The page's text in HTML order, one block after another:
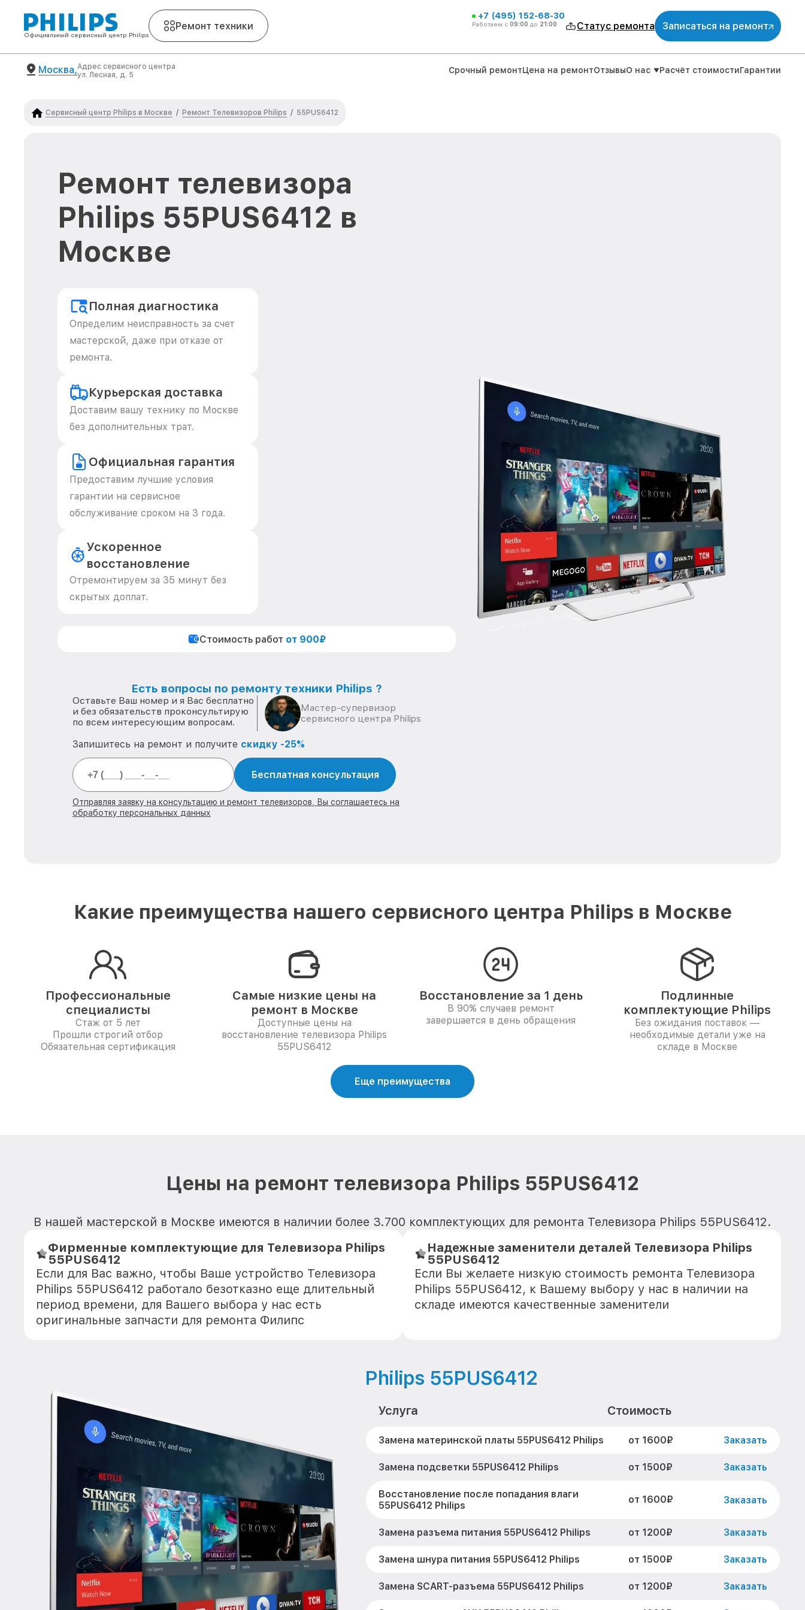
Официальный сервисный центр Philips
Ремонт техники
+7 (495) 152-68-30
Работаем с 09:00 до 21:00 Статус ремонта Записаться на ремонт
Москва,Адрес сервисного центра
ул. Лесная, д. 5
Срочный ремонтЦена на ремонтОтзывыО нас Расчёт стоимостиГарантии
Сервисный центр Philips в Москве / Ремонт Телевизоров Philips / 55PUS6412
Ремонт телевизора
Philips 55PUS6412 в
Москве
Полная диагностика
Определим неисправность за счет
мастерской, даже при отказе от
ремонта.
Курьерская доставка
Доставим вашу технику по Москве
без дополнительных трат.
Официальная гарантия
Предоставим лучшие условия
гарантии на сервисное
обслуживание сроком на 3 года.
Ускоренное
восстановление
Отремонтируем за 35 минут без
скрытых доплат.
Стоимость работ от 900₽
Есть вопросы по ремонту техники Philips ?
Оставьте Ваш номер и я Вас бесплатно
и без обязательств проконсультирую
по всем интересующим вопросам.
Мастер-супервизор
сервисного центра Philips
Запишитесь на ремонт и получите скидку -25%
Бесплатная консультация
Отправляя заявку на консультацию и ремонт телевизоров, Вы соглашаетесь на
обработку персональных данных
Какие преимущества нашего сервисного центра Philips в Москве
Профессиональные
специалисты
Стаж от 5 лет
Прошли строгий отбор
Обязательная сертификация
Самые низкие цены на
ремонт в Москве
Доступные цены на
восстановление телевизора Philips
55PUS6412
Восстановление за 1 день
В 90% случаев ремонт
завершается в день обращения
Подлинные
комплектующие Philips
Без ожидания поставок —
необходимые детали уже на
складе в Москве
Еще преимущества
Цены на ремонт телевизора Philips 55PUS6412
В нашей мастерской в Москве имеются в наличии более 3.700 комплектующих для ремонта Телевизора Philips 55PUS6412.
Фирменные комплектующие для Телевизора Philips
55PUS6412
Если для Вас важно, чтобы Ваше устройство Телевизора
Philips 55PUS6412 работало безотказно еще длительный
период времени, для Вашего выбора у нас есть
оригинальные запчасти для ремонта Филипс
Надежные заменители деталей Телевизора Philips
55PUS6412
Если Вы желаете низкую стоимость ремонта Телевизора
Philips 55PUS6412, к Вашему выбору у нас в наличии на
складе имеются качественные заменители
Philips 55PUS6412
Услуга Стоимость
Замена материнской платы 55PUS6412 Philips от 1600₽ Заказать
Замена подсветки 55PUS6412 Philips от 1500₽ Заказать
Восстановление после попадания влаги
55PUS6412 Philips
от 1600₽ Заказать
Замена разъема питания 55PUS6412 Philips от 1200₽ Заказать
Замена шнура питания 55PUS6412 Philips от 1500₽ Заказать
Замена SCART-разъема 55PUS6412 Philips от 1200₽ Заказать